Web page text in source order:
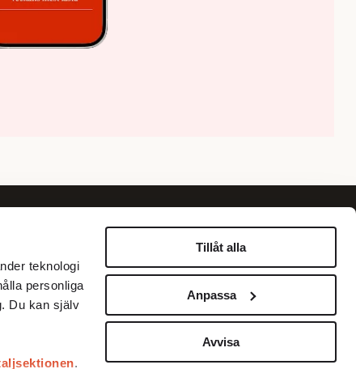
teknologi
personliga
Du kan själv
.
Tillåt alla
Anpassa
Avvisa
Om Fokus
Annonsera
Information
Personuppgiftspolicy
Betalningar med Klarna
Kundservice